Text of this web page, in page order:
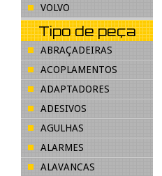
VOLVO
Tipo de peça
ABRAÇADEIRAS
ACOPLAMENTOS
ADAPTADORES
ADESIVOS
AGULHAS
ALARMES
ALAVANCAS